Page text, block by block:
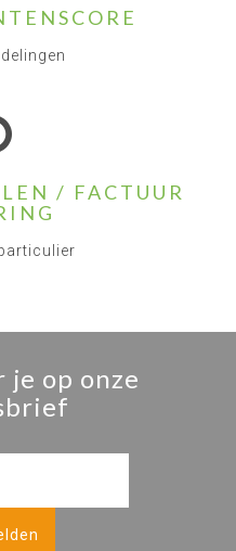
/ FACTUUR
je op onze